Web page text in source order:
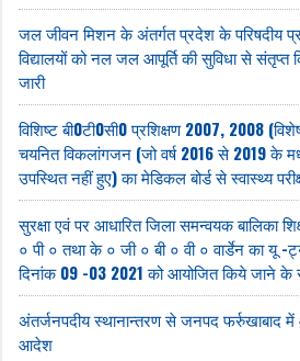
जल जीवन मिशन के अंतर्गत प्रदेश के परिषदीय
विद्यालयों को नल जल आपूर्ति की सुविधा से
जारी
विशिष्ट बी0टी0सी0 प्रशिक्षण 2007, 2008
चयनित विकलांगजन (जो वर्ष 2016 से 2019 के
उपस्थित नहीं हुए) का मेडिकल बोर्ड से स्वास्थ्य
सुरक्षा एवं पर आधारित जिला समन्वयक बालिका
० पी ० तथा के ० जी ० बी ० वी ० वार्डेन का यू -
दिनांक 09 -03 2021 को आयोजित किये जाने
अंतर्जनपदीय स्थानान्तरण से जनपद फर्रुखाबाद
आदेश